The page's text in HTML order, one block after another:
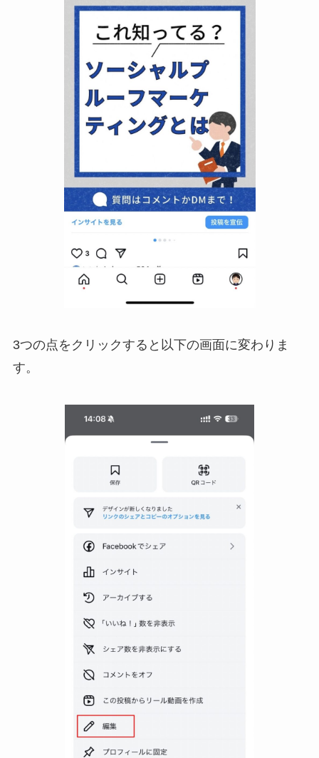
3つの点をクリックすると以下の画面に変わりま
す。